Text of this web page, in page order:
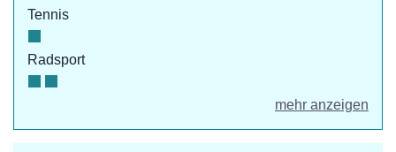
Tennis
Radsport
mehr anzeigen